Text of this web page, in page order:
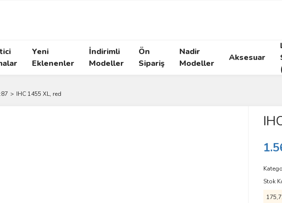
Yeni
Eklenenler
İndirimli
Modeller
Ön
Sipariş
Nadir
Modeller
Aksesuar
IHC 1455 XL, red
Stok